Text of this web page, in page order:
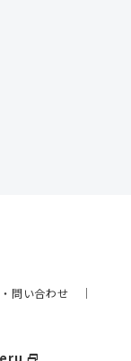
問い合わせ ｜
select_window